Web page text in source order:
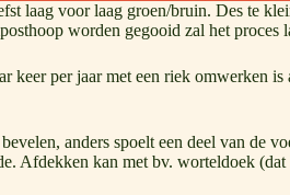
laag voor laag groen/bruin. Des te
worden gegooid zal het proces
keer per jaar met een riek omwerken
anders spoelt een deel van de
Afdekken kan met bv. worteldoek